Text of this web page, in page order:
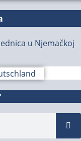
u Njemačkoj